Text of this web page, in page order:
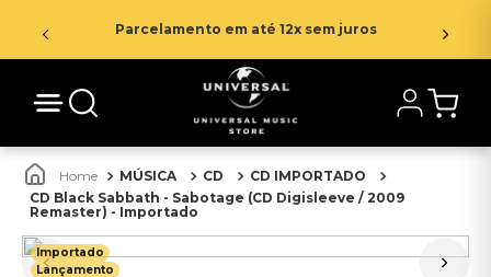
Parcelamento em até 12x sem juros
MÚSICA CD
CD IMPORTADO
CD Black Sabbath - Sabotage (CD Digisleeve / 2009
Remaster) - Importado
Importado
Lançamento